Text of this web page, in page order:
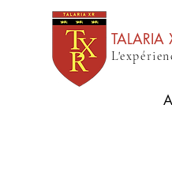
TALARIA